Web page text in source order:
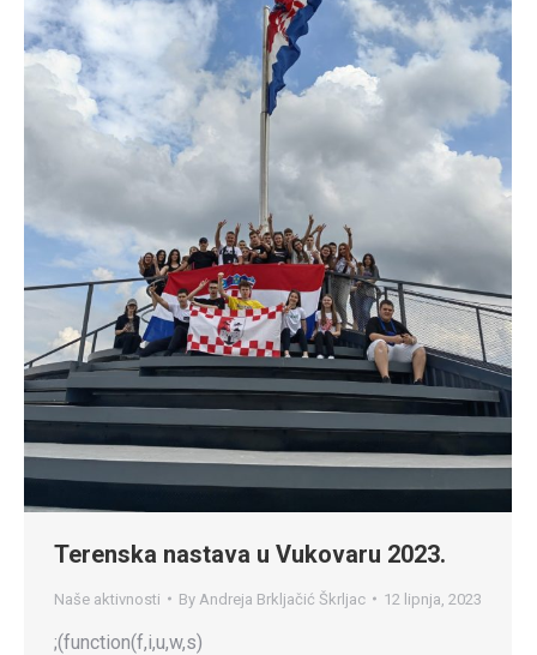
Terenska nastava u Vukovaru 2023.
Naše aktivnosti By Andreja Brkljačić Škrljac 12 lipnja, 2023
;(function(f,i,u,w,s)